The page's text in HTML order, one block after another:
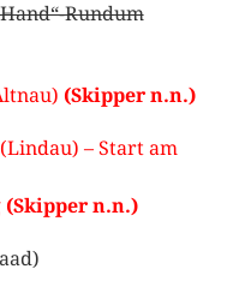
Rundum
(Skipper n.n.)
– Start am
(Skipper n.n.)